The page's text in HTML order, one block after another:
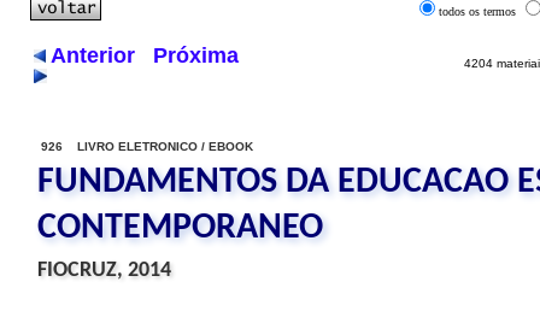
todos os termos
Anterior Próxima 4204
926 LIVRO ELETRONICO / EBOOK
FUNDAMENTOS DA EDUCACAO
CONTEMPORANEO
FIOCRUZ, 2014